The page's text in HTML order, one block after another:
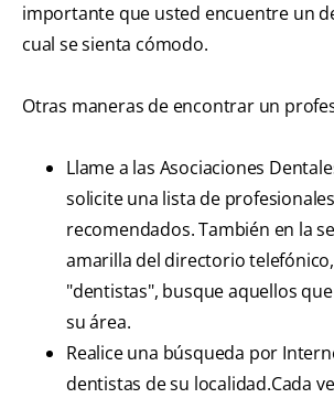
importante que usted encuentre un
cual se sienta cómodo.
Otras maneras de encontrar un
Llame a las Asociaciones
solicite una lista de profesionales
recomendados. También en la
amarilla del directorio
"dentistas", busque aquellos
su área.
Realice una búsqueda por
dentistas de su localidad.Cada